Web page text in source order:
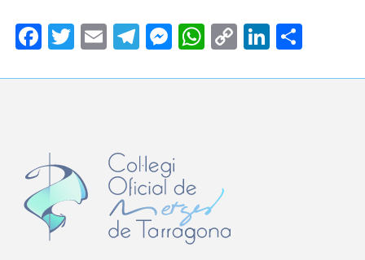
Facebook
Twitter
EmailTelegram
Messenger
WhatsApp
Copy
Link